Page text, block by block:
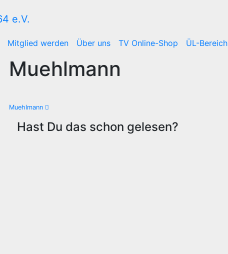
Mitglied werden Über uns TV Online-Shop
ÜL-Bereich
Muehlmann
Beitragsnavigation
Muehlmann
Hast Du das schon gelesen?